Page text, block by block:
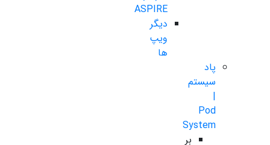
ASPIRE
دیگر
ویپ
ها
پاد
سیستم
|
Pod
System
بر